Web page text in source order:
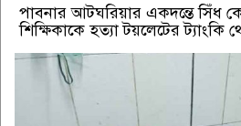
পাবনার আটঘরিয়ার একদন্তে সিঁধ
শিক্ষিকাকে হত্যা টয়লেটের ট্যাংকি